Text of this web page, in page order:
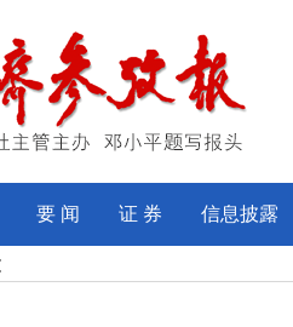
要 闻 证 券 信息披露